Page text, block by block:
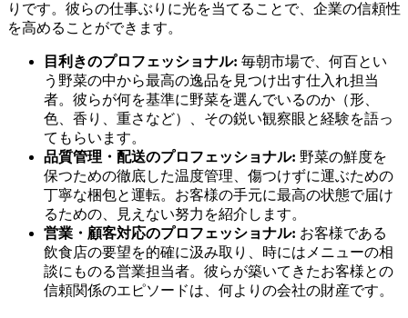
りです。彼らの仕事ぶりに光を当てることで、企業の信頼性
を高めることができます。
目利きのプロフェッショナル: 毎朝市場で、何百とい
う野菜の中から最高の逸品を見つけ出す仕入れ担当
者。彼らが何を基準に野菜を選んでいるのか（形、
色、香り、重さなど）、その鋭い観察眼と経験を語っ
てもらいます。
品質管理・配送のプロフェッショナル: 野菜の鮮度を
保つための徹底した温度管理、傷つけずに運ぶための
丁寧な梱包と運転。お客様の手元に最高の状態で届け
るための、見えない努力を紹介します。
営業・顧客対応のプロフェッショナル: お客様である
飲食店の要望を的確に汲み取り、時にはメニューの相
談にものる営業担当者。彼らが築いてきたお客様との
信頼関係のエピソードは、何よりの会社の財産です。